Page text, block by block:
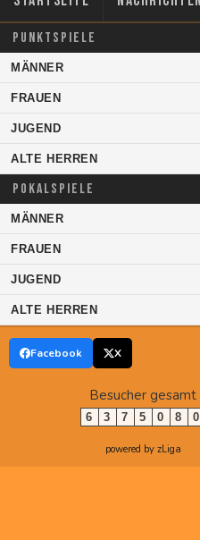
PUNKTSPIELE
MÄNNER
FRAUEN
JUGEND
ALTE HERREN
POKALSPIELE
MÄNNER
FRAUEN
JUGEND
ALTE HERREN
Facebook X
Besucher gesamt
6 3 7 5 0 8 0
powered by zLiga